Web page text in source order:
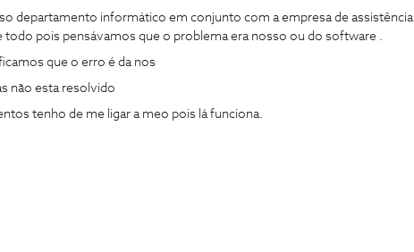
departamento informático em conjunto com a empresa de assistência
pois pensávamos que o problema era nosso ou do software .
que o erro é da nos
não esta resolvido
tenho de me ligar a meo pois lá funciona.